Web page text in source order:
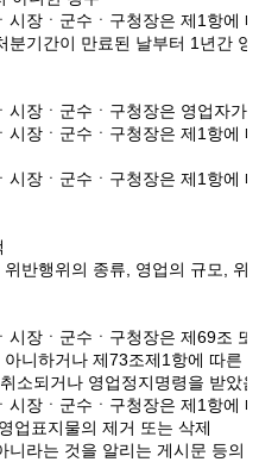
장ㆍ군수ㆍ구청장은 제1항에
기간이 만료된 날부터 1년간
장ㆍ군수ㆍ구청장은 영업자가
장ㆍ군수ㆍ구청장은 제1항에
장ㆍ군수ㆍ구청장은 제1항에
반행위의 종류, 영업의 규모,
장ㆍ군수ㆍ구청장은 제69조
니하거나 제73조제1항에 따른
소되거나 영업정지명령을 받았
장ㆍ군수ㆍ구청장은 제1항에
업표지물의 제거 또는 삭제
니라는 것을 알리는 게시문 등의